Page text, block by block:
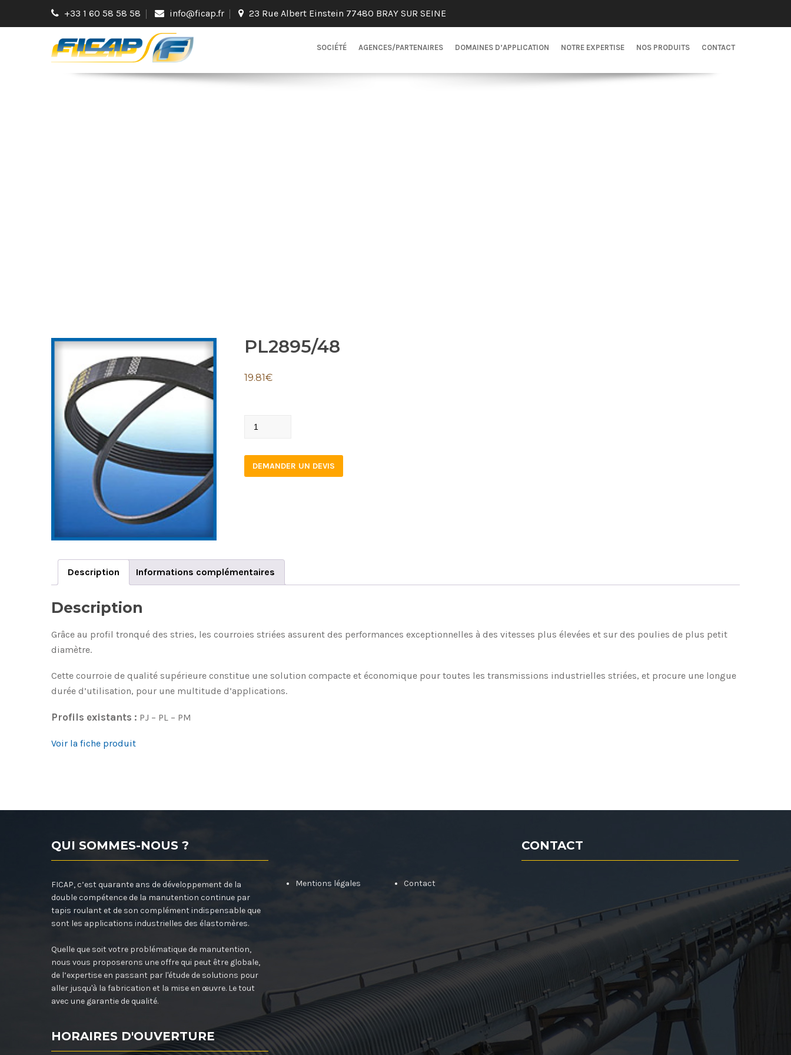
+33 1 60 58 58 58 info@ficap.fr 23 Rue Albert Einstein 77480 BRAY SUR SEINE
SOCIÉTÉ AGENCES/PARTENAIRES DOMAINES D’APPLICATION NOTRE EXPERTISE NOS PRODUITS CONTACT
PL2895/48
19.81€
PL2895/48
DEMANDER UN DEVIS
Description Informations complémentaires
Description
Grâce au profil tronqué des stries, les courroies striées assurent des performances exceptionnelles à des vitesses plus élevées et sur des poulies de plus petit
diamètre.
Cette courroie de qualité supérieure constitue une solution compacte et économique pour toutes les transmissions industrielles striées, et procure une longue
durée d’utilisation, pour une multitude d’applications.
Profils existants : PJ – PL – PM
Voir la fiche produit
QUI SOMMES-NOUS ?
FICAP, c’est quarante ans de développement de la
double compétence de la manutention continue par
tapis roulant et de son complément indispensable que
sont les applications industrielles des élastomères.
Quelle que soit votre problématique de manutention,
nous vous proposerons une offre qui peut être globale,
de l’expertise en passant par l'étude de solutions pour
aller jusqu'à la fabrication et la mise en œuvre. Le tout
avec une garantie de qualité.
HORAIRES D'OUVERTURE
Mentions légales Contact
CONTACT